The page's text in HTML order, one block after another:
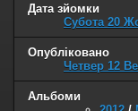
Дата зйомки
Субота 20
Опубліковано
Четвер 12
Альбоми